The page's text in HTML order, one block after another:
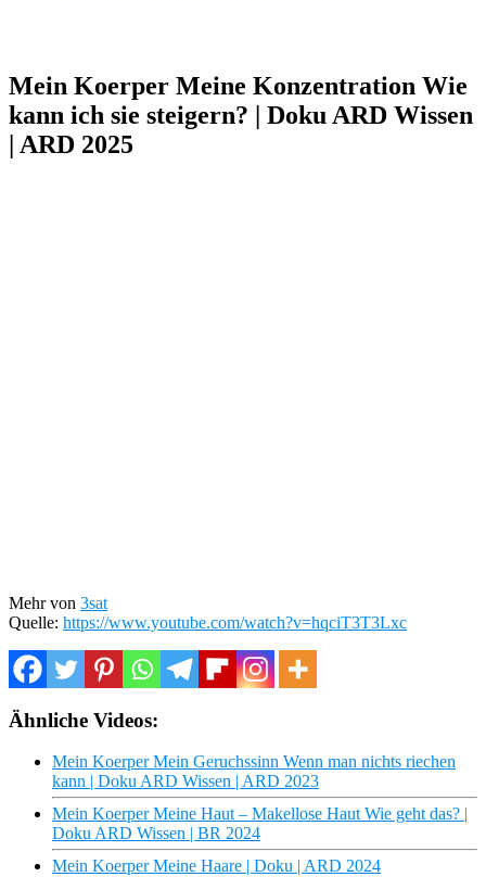
Mein Koerper Meine Konzentration Wie
kann ich sie steigern? | Doku ARD Wissen
| ARD 2025
Mehr von 3sat
Quelle: https://www.youtube.com/watch?v=hqciT3T3Lxc
Ähnliche Videos:
Mein Koerper Mein Geruchssinn Wenn man nichts riechen
kann | Doku ARD Wissen | ARD 2023
Mein Koerper Meine Haut – Makellose Haut Wie geht das? |
Doku ARD Wissen | BR 2024
Mein Koerper Meine Haare | Doku | ARD 2024